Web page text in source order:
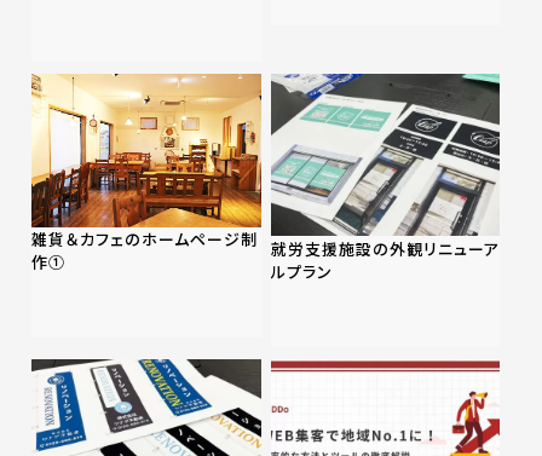
雑貨＆カフェのホームページ制
作①
就労支援施設の外観リニューア
ルプラン